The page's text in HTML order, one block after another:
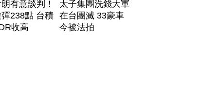
有意談判！
238點 台積
收高
太子集團洗錢大軍
在台團滅 33豪車
今被法拍